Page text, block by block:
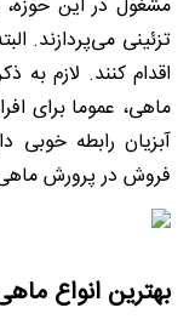
مشغول در این
تزئینی می‌پردازند.
اقدام کنند. لازم به
ماهی، عموما برای
آبزیان رابطه خوبی
فروش در پرورش
بهترین انواع